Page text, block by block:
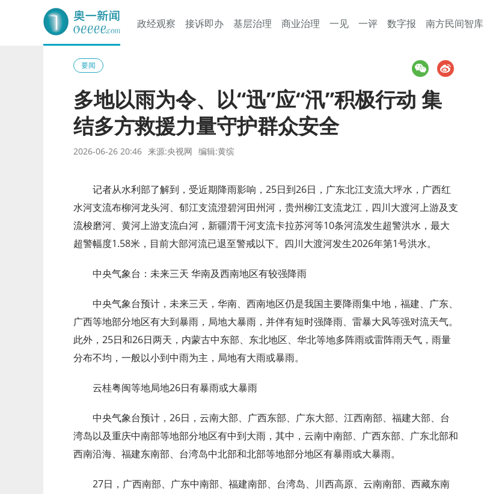
奥一网
政经观察 接诉即办 基层治理 商业治理 一见 一评 数字报 南方民间智库
要闻
多地以雨为令、以“迅”应“汛”积极行动 集
结多方救援力量守护群众安全
2026-06-26 20:46 来源:央视网 编辑:黄缤
记者从水利部了解到，受近期降雨影响，25日到26日，广东北江支流大坪水，广西红
水河支流布柳河龙头河、郁江支流澄碧河田州河，贵州柳江支流龙江，四川大渡河上游及支
流梭磨河、黄河上游支流白河，新疆渭干河支流卡拉苏河等10条河流发生超警洪水，最大
超警幅度1.58米，目前大部河流已退至警戒以下。四川大渡河发生2026年第1号洪水。
中央气象台：未来三天 华南及西南地区有较强降雨
中央气象台预计，未来三天，华南、西南地区仍是我国主要降雨集中地，福建、广东、
广西等地部分地区有大到暴雨，局地大暴雨，并伴有短时强降雨、雷暴大风等强对流天气。
此外，25日和26日两天，内蒙古中东部、东北地区、华北等地多阵雨或雷阵雨天气，雨量
分布不均，一般以小到中雨为主，局地有大雨或暴雨。
云桂粤闽等地局地26日有暴雨或大暴雨
中央气象台预计，26日，云南大部、广西东部、广东大部、江西南部、福建大部、台
湾岛以及重庆中南部等地部分地区有中到大雨，其中，云南中南部、广西东部、广东北部和
西南沿海、福建东南部、台湾岛中北部和北部等地部分地区有暴雨或大暴雨。
27日，广西南部、广东中南部、福建南部、台湾岛、川西高原、云南南部、西藏东南